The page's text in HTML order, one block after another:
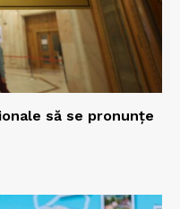
să se pronunțe